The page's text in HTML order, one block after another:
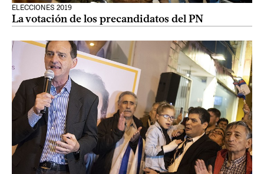
ELECCIONES 2019
La votación de los precandidatos del PN